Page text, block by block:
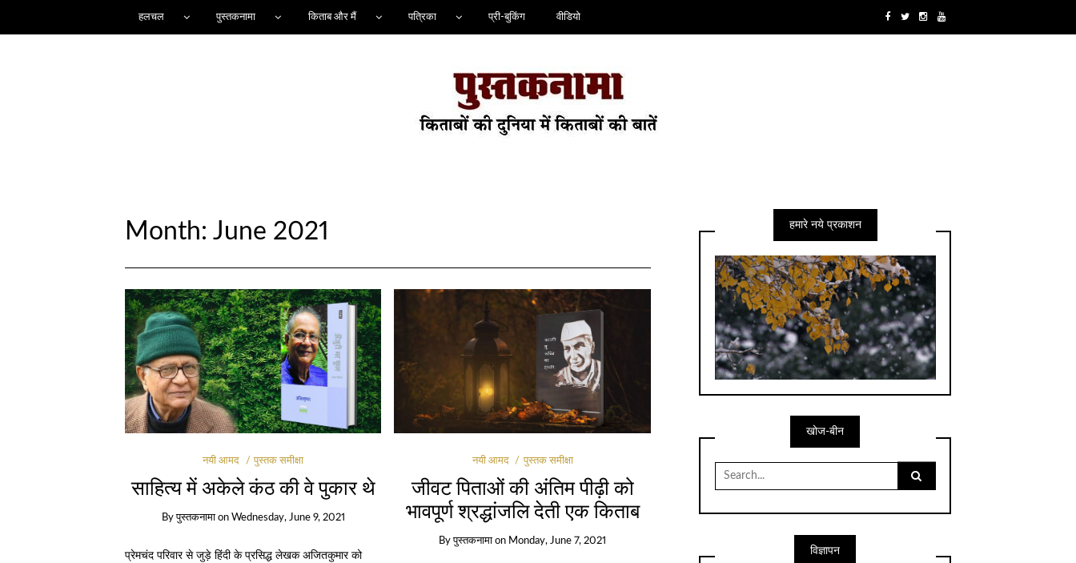
हलचल पुस्तकनामा किताब और मैं पत्रिका प्री-बुकिंग वीडियो
Month: June 2021
नयी आमद पुस्तक समीक्षा
साहित्य में अकेले कंठ की वे पुकार थे
Byपुस्तकनामा on Wednesday, June 9, 2021
प्रेमचंद परिवार से जुड़े हिंदी के प्रसिद्ध लेखक अजितकुमार को
नयी आमद पुस्तक समीक्षा
जीवट पिताओं की अंतिम पीढ़ी को
भावपूर्ण श्रद्धांजलि देती एक किताब
Byपुस्तकनामा on Monday, June 7, 2021
हमारे नये प्रकाशन
खोज-बीन
Search
for:
विज्ञापन